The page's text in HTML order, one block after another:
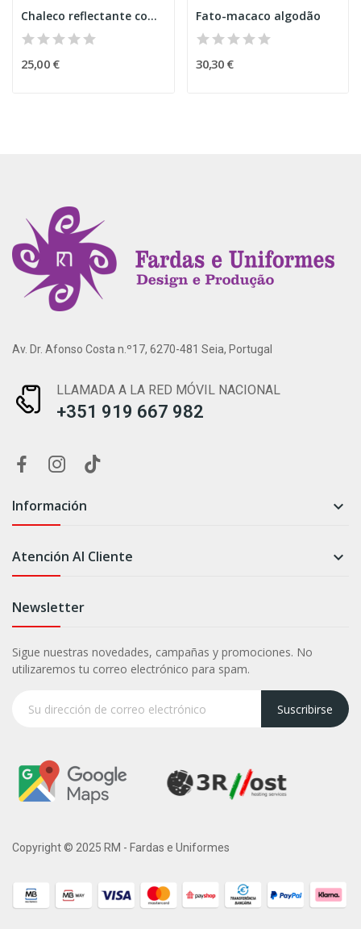
Chaleco reflectante combinado
25,00 €
Fato-macaco algodão
30,30 €
Av. Dr. Afonso Costa n.º17, 6270-481 Seia, Portugal
LLAMADA A LA RED MÓVIL NACIONAL
+351 919 667 982
Información 
Atención Al Cliente 
Newsletter
Sigue nuestras novedades, campañas y promociones. No
utilizaremos tu correo electrónico para spam.
Suscribirse
Copyright © 2025 RM - Fardas e Uniformes